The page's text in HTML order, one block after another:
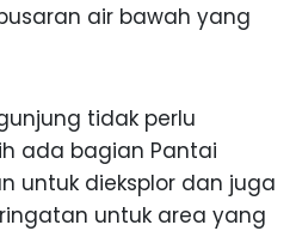
air bawah yang
tidak perlu
ada bagian Pantai
untuk dieksplor dan juga
untuk area yang